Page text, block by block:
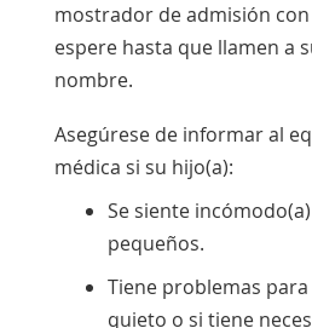
mostrador de admisión con
espere hasta que llamen a
nombre.
Asegúrese de informar al
médica si su hijo(a):
Se siente
pequeños.
Tiene problemas
quieto o si tiene